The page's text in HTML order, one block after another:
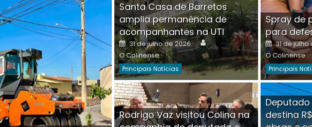
Boutique na Av. Ângelo Martins
invadida por criminoso
Santa Casa de Barretos
amplia permanência de
acompanhantes na UTI
Posted
on
31 de julho de 2026 Author
O Colinense
Principais Notícias
Spray de
para
Posted
on
31 de julho
O Colinense
Principais
Rodrigo Vaz visitou Colina na
destina